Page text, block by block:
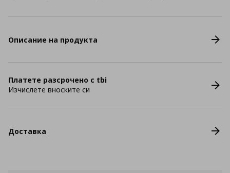
Описание на продукта
Платете разсрочено с tbi
Изчислете вноските си
Доставка